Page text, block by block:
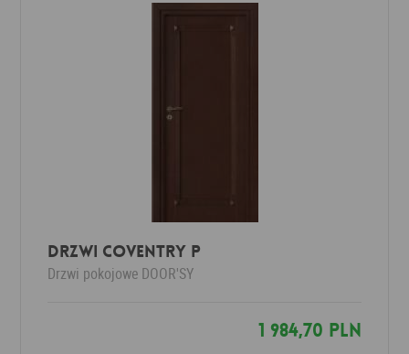
DRZWI COVENTRY P
Drzwi pokojowe DOOR'SY
1 984,70 PLN